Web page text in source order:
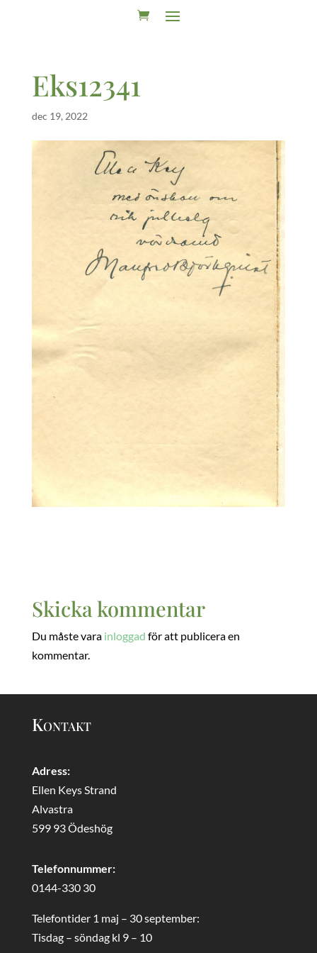
Eks12341
dec 19, 2022
Skicka kommentar
Du måste vara inloggad för att publicera en
kommentar.
Kontakt
Adress:
Ellen Keys Strand
Alvastra
599 93 Ödeshög
Telefonnummer:
0144-330 30
Telefontider 1 maj – 30 september:
Tisdag – söndag kl 9 – 10